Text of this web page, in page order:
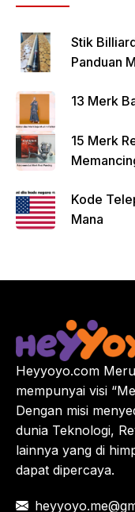
Stik
Panduan
13 Merk
15 Merk
Kode
Mana
Heyyoyo.com
mempunyai visi
Dengan misi
dunia Teknologi,
lainnya yang di
dapat dipercaya.